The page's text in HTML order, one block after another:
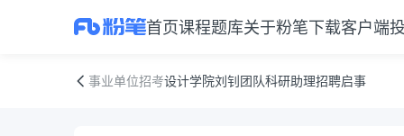
首页课程题库关于粉笔下载客户端
事业单位招考设计学院刘钊团队科研助理招聘启事